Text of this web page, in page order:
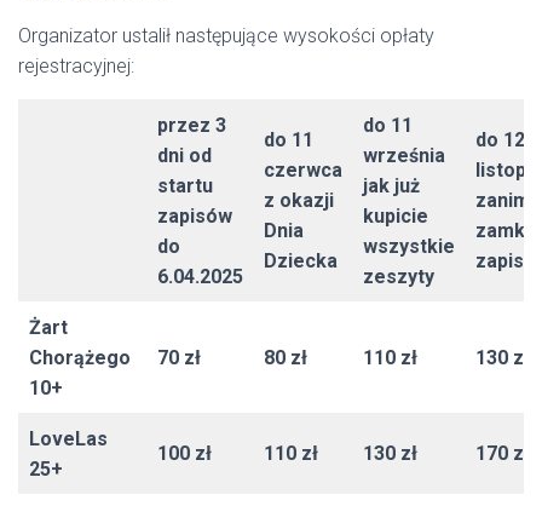
Organizator ustalił następujące wysokości opłaty
rejestracyjnej:
przez 3
dni od
startu
zapisów
do
6.04.2025
do 11
czerwca
z okazji
Dnia
Dziecka
do 11
września
jak już
kupicie
wszystkie
zeszyty
do 12
zanim
zapisy
Żart
Chorążego
10+
70 zł 80 zł 110 zł 130 zł
LoveLas
25+
100 zł 110 zł 130 zł 170 zł